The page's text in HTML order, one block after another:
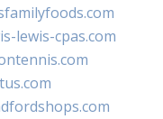
lewis-cpas.com